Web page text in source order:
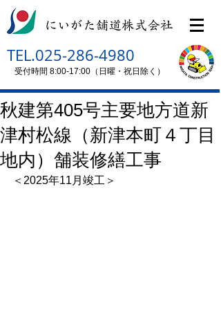
受付時間 8:00-17:00（日曜・祝日除く）
TEL.025-286-4980
秋建第405号主要地方道新
津村松線（新津本町４丁目
地内）舗装修繕工事
＜2025年11月竣工＞